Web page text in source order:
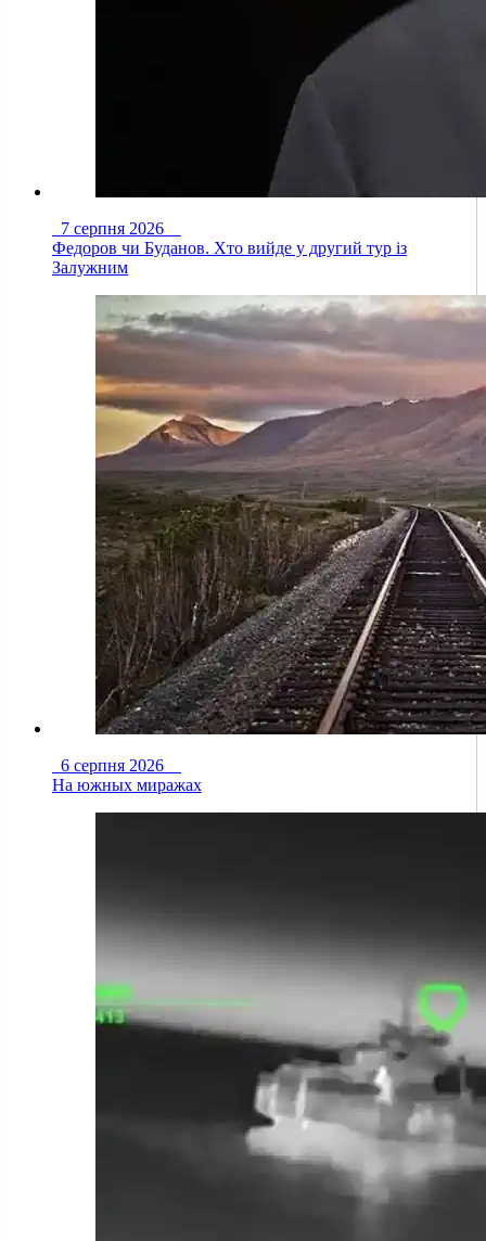
7 серпня 2026
Федоров чи Буданов. Хто вийде у другий тур із
Залужним
6 серпня 2026
На южных миражах